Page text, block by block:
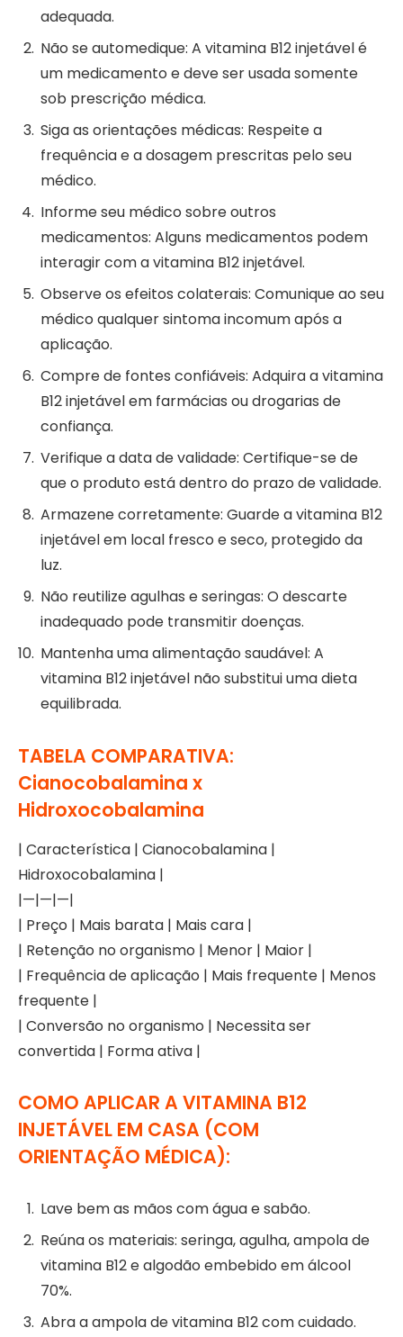
adequada.
Não se automedique: A vitamina B12 injetável é
um medicamento e deve ser usada somente
sob prescrição médica.
Siga as orientações médicas: Respeite a
frequência e a dosagem prescritas pelo seu
médico.
Informe seu médico sobre outros
medicamentos: Alguns medicamentos podem
interagir com a vitamina B12 injetável.
Observe os efeitos colaterais: Comunique ao seu
médico qualquer sintoma incomum após a
aplicação.
Compre de fontes confiáveis: Adquira a vitamina
B12 injetável em farmácias ou drogarias de
confiança.
Verifique a data de validade: Certifique-se de
que o produto está dentro do prazo de validade.
Armazene corretamente: Guarde a vitamina B12
injetável em local fresco e seco, protegido da
luz.
Não reutilize agulhas e seringas: O descarte
inadequado pode transmitir doenças.
Mantenha uma alimentação saudável: A
vitamina B12 injetável não substitui uma dieta
equilibrada.
TABELA COMPARATIVA:
Cianocobalamina x
Hidroxocobalamina
| Característica | Cianocobalamina |
Hidroxocobalamina |
|—|—|—|
| Preço | Mais barata | Mais cara |
| Retenção no organismo | Menor | Maior |
| Frequência de aplicação | Mais frequente | Menos
frequente |
| Conversão no organismo | Necessita ser
convertida | Forma ativa |
COMO APLICAR A VITAMINA B12
INJETÁVEL EM CASA (COM
ORIENTAÇÃO MÉDICA):
Lave bem as mãos com água e sabão.
Reúna os materiais: seringa, agulha, ampola de
vitamina B12 e algodão embebido em álcool
70%.
Abra a ampola de vitamina B12 com cuidado.